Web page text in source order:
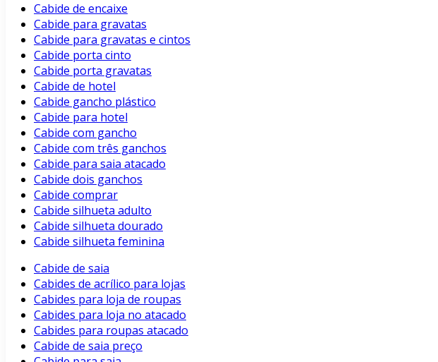
Cabide de encaixe
Cabide para gravatas
Cabide para gravatas e cintos
Cabide porta cinto
Cabide porta gravatas
Cabide de hotel
Cabide gancho plástico
Cabide para hotel
Cabide com gancho
Cabide com três ganchos
Cabide para saia atacado
Cabide dois ganchos
Cabide comprar
Cabide silhueta adulto
Cabide silhueta dourado
Cabide silhueta feminina
Cabide de saia
Cabides de acrílico para lojas
Cabides para loja de roupas
Cabides para loja no atacado
Cabides para roupas atacado
Cabide de saia preço